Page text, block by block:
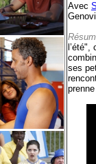
Avec
ses